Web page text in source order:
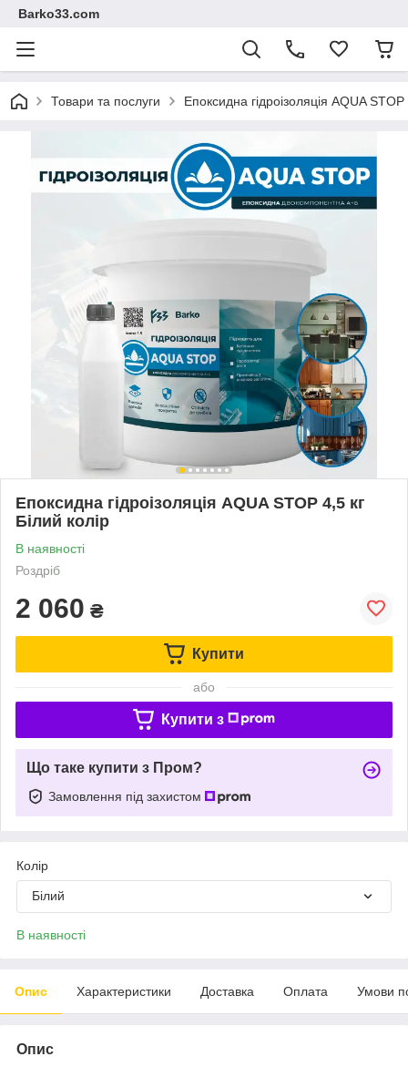
Barko33.com
Товари та послуги Епоксидна гідроізоляція AQUA STOP
Епоксидна гідроізоляція AQUA STOP 4,5 кг
Білий колір
В наявності
Роздріб
2 060 ₴
Купити
або
Купити з
Що таке купити з Пром?
Замовлення під захистом
Колір
Білий
В наявності
Опис Характеристики Доставка Оплата Умови
Опис